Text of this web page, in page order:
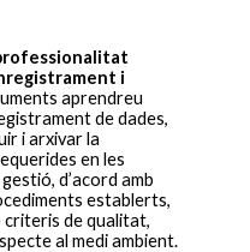
i
aprendreu
de dades,
i arxivar la
en les
d’acord amb
establerts,
criteris de qualitat,
al medi ambient.